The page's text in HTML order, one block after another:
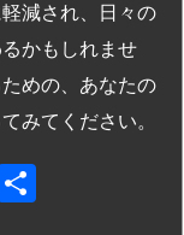
減され、日々の
かもしれませ
めの、あなたの
みてください。